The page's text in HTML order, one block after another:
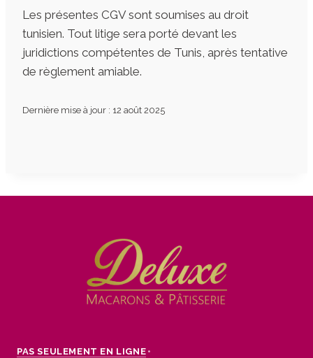
Les présentes CGV sont soumises au droit
tunisien. Tout litige sera porté devant les
juridictions compétentes de Tunis, après tentative
de règlement amiable.
Dernière mise à jour : 12 août 2025
PAS SEULEMENT EN LIGNE •